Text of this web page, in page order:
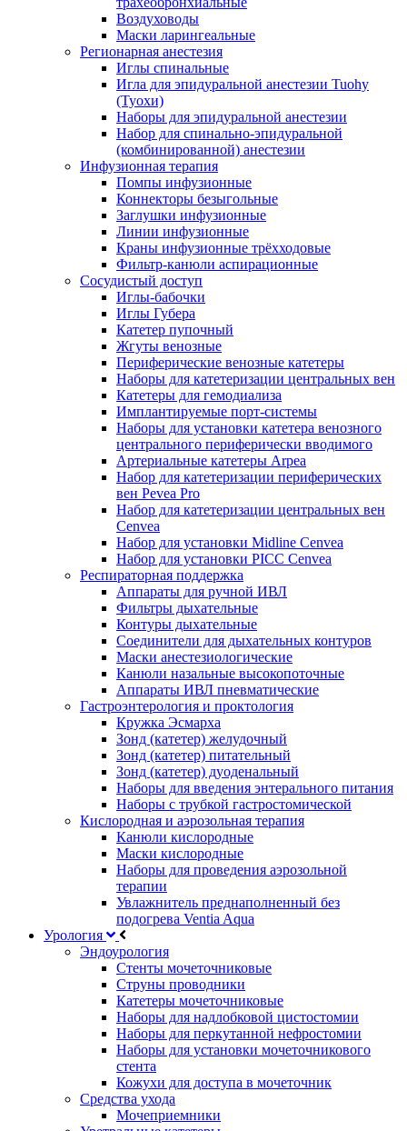
Воздуховоды
Маски ларингеальные
Регионарная анестезия
Иглы спинальные
Игла для эпидуральной анестезии Tuohy
(Туохи)
Наборы для эпидуральной анестезии
Набор для спинально-эпидуральной
(комбинированной) анестезии
Инфузионная терапия
Помпы инфузионные
Коннекторы безыгольные
Заглушки инфузионные
Линии инфузионные
Краны инфузионные трёхходовые
Фильтр-канюли аспирационные
Сосудистый доступ
Иглы-бабочки
Иглы Губера
Катетер пупочный
Жгуты венозные
Периферические венозные катетеры
Наборы для катетеризации центральных вен
Катетеры для гемодиализа
Имплантируемые порт‑системы
Наборы для установки катетера венозного
центрального периферически вводимого
Артериальные катетеры Arpea
Набор для катетеризации периферических
вен Pevea Pro
Набор для катетеризации центральных вен
Cenvea
Набор для установки Midline Cenvea
Набор для установки PICC Cenvea
Респираторная поддержка
Аппараты для ручной ИВЛ
Фильтры дыхательные
Контуры дыхательные
Соединители для дыхательных контуров
Маски анестезиологические
Канюли назальные высокопоточные
Аппараты ИВЛ пневматические
Гастроэнтерология и проктология
Кружка Эсмарха
Зонд (катетер) желудочный
Зонд (катетер) питательный
Зонд (катетер) дуоденальный
Наборы для введения энтерального питания
Наборы с трубкой гастростомической
Кислородная и аэрозольная терапия
Канюли кислородные
Маски кислородные
Наборы для проведения аэрозольной
терапии
Увлажнитель преднаполненный без
подогрева Ventia Aqua
Урология
Эндоурология
Стенты мочеточниковые
Струны проводники
Катетеры мочеточниковые
Наборы для надлобковой цистостомии
Наборы для перкутанной нефростомии
Наборы для установки мочеточникового
стента
Кожухи для доступа в мочеточник
Средства ухода
Мочеприемники